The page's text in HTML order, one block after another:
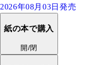
2026年08月03日発売
紙の本で購入
開/閉